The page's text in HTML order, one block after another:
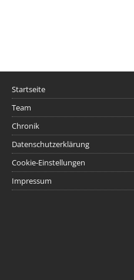
Startseite
Team
Chronik
Datenschutzerklärung
Cookie-Einstellungen
Impressum